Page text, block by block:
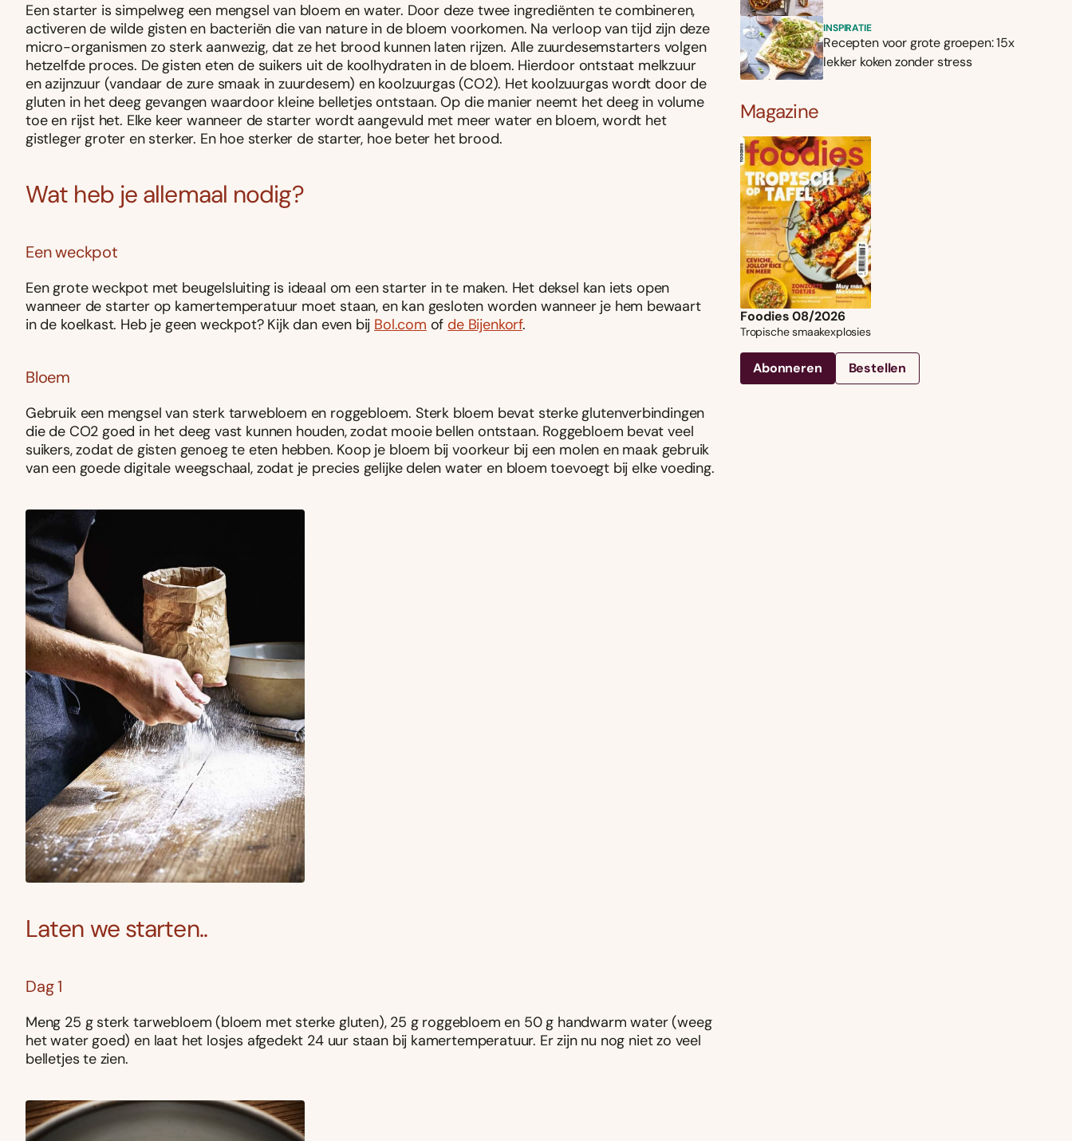
Een starter is simpelweg een mengsel van bloem en water. Door deze twee ingrediënten te combineren,
activeren de wilde gisten en bacteriën die van nature in de bloem voorkomen. Na verloop van tijd zijn deze
micro-organismen zo sterk aanwezig, dat ze het brood kunnen laten rijzen. Alle zuurdesemstarters volgen
hetzelfde proces. De gisten eten de suikers uit de koolhydraten in de bloem. Hierdoor ontstaat melkzuur
en azijnzuur (vandaar de zure smaak in zuurdesem) en koolzuurgas (CO2). Het koolzuurgas wordt door de
gluten in het deeg gevangen waardoor kleine belletjes ontstaan. Op die manier neemt het deeg in volume
toe en rijst het. Elke keer wanneer de starter wordt aangevuld met meer water en bloem, wordt het
gistleger groter en sterker. En hoe sterker de starter, hoe beter het brood.
Wat heb je allemaal nodig?
Een weckpot
Een grote weckpot met beugelsluiting is ideaal om een starter in te maken. Het deksel kan iets open
wanneer de starter op kamertemperatuur moet staan, en kan gesloten worden wanneer je hem bewaart
in de koelkast. Heb je geen weckpot? Kijk dan even bij Bol.com of de Bijenkorf.
Bloem
Gebruik een mengsel van sterk tarwebloem en roggebloem. Sterk bloem bevat sterke glutenverbindingen
die de CO2 goed in het deeg vast kunnen houden, zodat mooie bellen ontstaan. Roggebloem bevat veel
suikers, zodat de gisten genoeg te eten hebben. Koop je bloem bij voorkeur bij een molen en maak gebruik
van een goede digitale weegschaal, zodat je precies gelijke delen water en bloem toevoegt bij elke voeding.
Laten we starten..
Dag 1
Meng 25 g sterk tarwebloem (bloem met sterke gluten), 25 g roggebloem en 50 g handwarm water (weeg
het water goed) en laat het losjes afgedekt 24 uur staan bij kamertemperatuur. Er zijn nu nog niet zo veel
belletjes te zien.
INSPIRATIE
Recepten voor grote groepen: 15x
lekker koken zonder stress
Magazine
Foodies 08/2026
Tropische smaakexplosies
Abonneren Bestellen